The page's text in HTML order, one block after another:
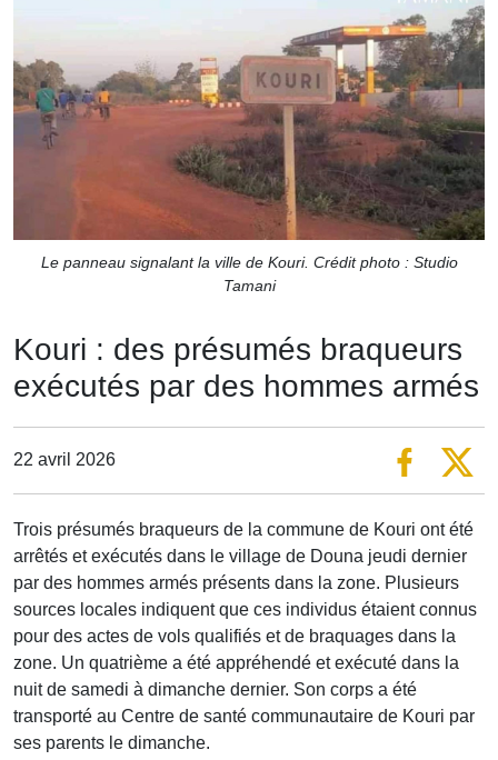
Le panneau signalant la ville de Kouri. Crédit photo : Studio
Tamani
Kouri : des présumés braqueurs
exécutés par des hommes armés
22 avril 2026
Trois présumés braqueurs de la commune de Kouri ont été
arrêtés et exécutés dans le village de Douna jeudi dernier
par des hommes armés présents dans la zone. Plusieurs
sources locales indiquent que ces individus étaient connus
pour des actes de vols qualifiés et de braquages dans la
zone. Un quatrième a été appréhendé et exécuté dans la
nuit de samedi à dimanche dernier. Son corps a été
transporté au Centre de santé communautaire de Kouri par
ses parents le dimanche.